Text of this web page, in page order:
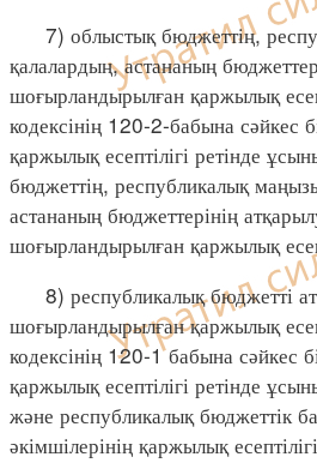
7) облыстық бюджеттің,
қалалардың, астананың
шоғырландырылған қаржылық
кодексінің 120-2-бабына сәйкес
қаржылық есептілігі ретінде
бюджеттің, республикалық
астананың бюджеттерінің
шоғырландырылған қаржылық
8) республикалық бюджетті
шоғырландырылған қаржылық
кодексінің 120-1 бабына сәйкес
қаржылық есептілігі ретінде
және республикалық бюджеттік
әкімшілерінің қаржылық